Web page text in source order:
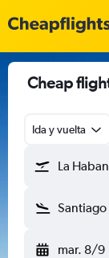
Cheap
Ida y vuelta
La
Santiago
mar. 8/9